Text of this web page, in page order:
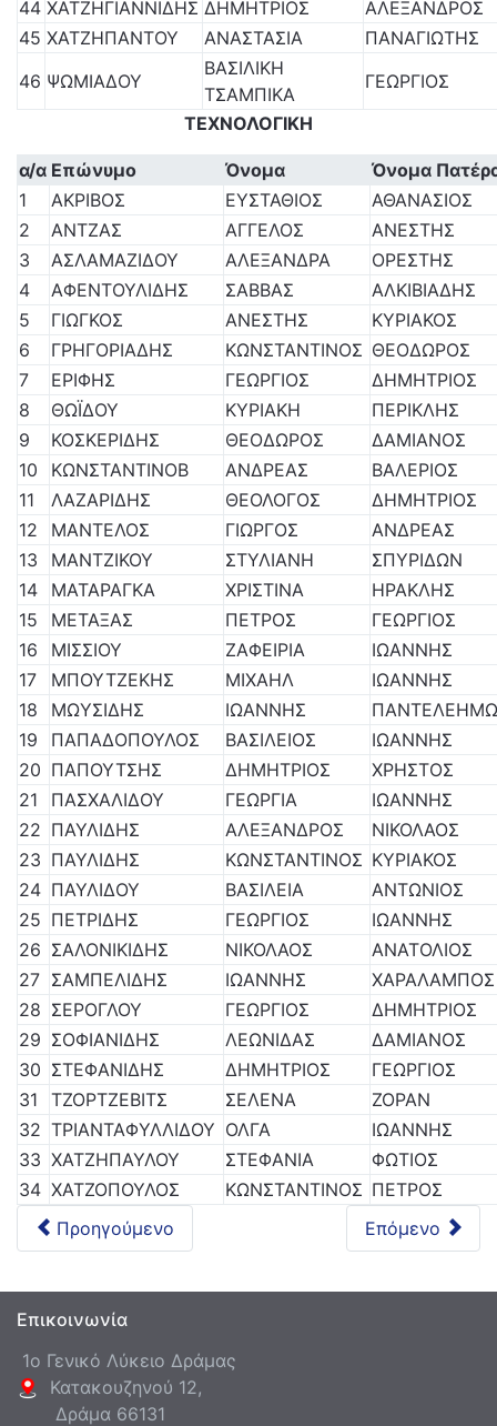
44 ΧΑΤΖΗΓΙΑΝΝΙΔΗΣ ΔΗΜΗΤΡΙΟΣ
ΑΛΕΞΑΝΔΡΟΣ
45 ΧΑΤΖΗΠΑΝΤΟΥ ΑΝΑΣΤΑΣΙΑ
ΠΑΝΑΓΙΩΤΗΣ
46 ΨΩΜΙΑΔΟΥ
ΒΑΣΙΛΙΚΗ
ΤΣΑΜΠΙΚΑ
ΓΕΩΡΓΙΟΣ
ΤΕΧΝΟΛΟΓΙΚΗ
α/α Επώνυμο Όνομα
Όνομα
1
ΑΚΡΙΒΟΣ ΕΥΣΤΑΘΙΟΣ
ΑΘΑΝΑΣΙΟΣ
2
ΑΝΤΖΑΣ ΑΓΓΕΛΟΣ
ΑΝΕΣΤΗΣ
3
ΑΣΛΑΜΑΖΙΔΟΥ ΑΛΕΞΑΝΔΡΑ
ΟΡΕΣΤΗΣ
4
ΑΦΕΝΤΟΥΛΙΔΗΣ ΣΑΒΒΑΣ
ΑΛΚΙΒΙΑΔΗΣ
5
ΓΙΩΓΚΟΣ ΑΝΕΣΤΗΣ
ΚΥΡΙΑΚΟΣ
6
ΓΡΗΓΟΡΙΑΔΗΣ ΚΩΝΣΤΑΝΤΙΝΟΣ ΘΕΟΔΩΡΟΣ
7
ΕΡΙΦΗΣ ΓΕΩΡΓΙΟΣ
ΔΗΜΗΤΡΙΟΣ
8
ΘΩΪΔΟΥ ΚΥΡΙΑΚΗ
ΠΕΡΙΚΛΗΣ
9
ΚΟΣΚΕΡΙΔΗΣ ΘΕΟΔΩΡΟΣ
ΔΑΜΙΑΝΟΣ
10
ΚΩΝΣΤΑΝΤΙΝΟΒ ΑΝΔΡΕΑΣ
ΒΑΛΕΡΙΟΣ
11
ΛΑΖΑΡΙΔΗΣ ΘΕΟΛΟΓΟΣ
ΔΗΜΗΤΡΙΟΣ
12
ΜΑΝΤΕΛΟΣ ΓΙΩΡΓΟΣ
ΑΝΔΡΕΑΣ
13
ΜΑΝΤΖΙΚΟΥ ΣΤΥΛΙΑΝΗ
ΣΠΥΡΙΔΩΝ
14
ΜΑΤΑΡΑΓΚΑ ΧΡΙΣΤΙΝΑ
ΗΡΑΚΛΗΣ
15
ΜΕΤΑΞΑΣ ΠΕΤΡΟΣ
ΓΕΩΡΓΙΟΣ
16
ΜΙΣΣΙΟΥ ΖΑΦΕΙΡΙΑ
ΙΩΑΝΝΗΣ
17
ΜΠΟΥΤΖΕΚΗΣ ΜΙΧΑΗΛ
ΙΩΑΝΝΗΣ
18
ΜΩΥΣΙΔΗΣ ΙΩΑΝΝΗΣ
19
ΠΑΠΑΔΟΠΟΥΛΟΣ ΒΑΣΙΛΕΙΟΣ
ΙΩΑΝΝΗΣ
20 ΠΑΠΟΥΤΣΗΣ ΔΗΜΗΤΡΙΟΣ
ΧΡΗΣΤΟΣ
21
ΠΑΣΧΑΛΙΔΟΥ ΓΕΩΡΓΙΑ
ΙΩΑΝΝΗΣ
22 ΠΑΥΛΙΔΗΣ ΑΛΕΞΑΝΔΡΟΣ
ΝΙΚΟΛΑΟΣ
23 ΠΑΥΛΙΔΗΣ ΚΩΝΣΤΑΝΤΙΝΟΣ ΚΥΡΙΑΚΟΣ
24 ΠΑΥΛΙΔΟΥ ΒΑΣΙΛΕΙΑ
ΑΝΤΩΝΙΟΣ
25 ΠΕΤΡΙΔΗΣ ΓΕΩΡΓΙΟΣ
ΙΩΑΝΝΗΣ
26 ΣΑΛΟΝΙΚΙΔΗΣ ΝΙΚΟΛΑΟΣ
ΑΝΑΤΟΛΙΟΣ
27 ΣΑΜΠΕΛΙΔΗΣ ΙΩΑΝΝΗΣ
ΧΑΡΑΛΑΜΠΟΣ
28 ΣΕΡΟΓΛΟΥ ΓΕΩΡΓΙΟΣ
ΔΗΜΗΤΡΙΟΣ
29 ΣΟΦΙΑΝΙΔΗΣ ΛΕΩΝΙΔΑΣ
ΔΑΜΙΑΝΟΣ
30 ΣΤΕΦΑΝΙΔΗΣ ΔΗΜΗΤΡΙΟΣ
ΓΕΩΡΓΙΟΣ
31
ΤΖΟΡΤΖΕΒΙΤΣ ΣΕΛΕΝΑ
ΖΟΡΑΝ
32 ΤΡΙΑΝΤΑΦΥΛΛΙΔΟΥ ΟΛΓΑ
ΙΩΑΝΝΗΣ
33 ΧΑΤΖΗΠΑΥΛΟΥ ΣΤΕΦΑΝΙΑ
ΦΩΤΙΟΣ
34 ΧΑΤΖΟΠΟΥΛΟΣ ΚΩΝΣΤΑΝΤΙΝΟΣ ΠΕΤΡΟΣ
Προηγούμενο
Επόμενο
Επικοινωνία
1ο Γενικό Λύκειο Δράμας
Κατακουζηνού 12,
Δράμα 66131